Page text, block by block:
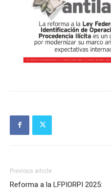
Previous article
Reforma a la LFPIORPI 2025: